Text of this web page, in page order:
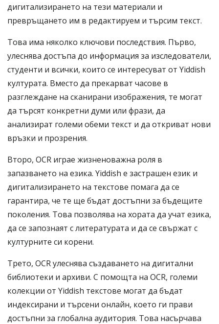
дигитализирането на тези материали и
превръщането им в редактируем и търсим текст.
Това има няколко ключови последствия. Първо,
улеснява достъпа до информация за изследователи,
студенти и всички, които се интересуват от Yiddish
културата. Вместо да прекарват часове в
разглеждане на сканирани изображения, те могат
да търсят конкретни думи или фрази, да
анализират големи обеми текст и да откриват нови
връзки и прозрения.
Второ, OCR играе жизненоважна роля в
запазването на езика. Yiddish е застрашен език и
дигитализирането на текстове помага да се
гарантира, че те ще бъдат достъпни за бъдещите
поколения. Това позволява на хората да учат езика,
да се запознаят с литературата и да се свържат с
културните си корени.
Трето, OCR улеснява създаването на дигитални
библиотеки и архиви. С помощта на OCR, големи
колекции от Yiddish текстове могат да бъдат
индексирани и търсени онлайн, което ги прави
достъпни за глобална аудитория. Това насърчава